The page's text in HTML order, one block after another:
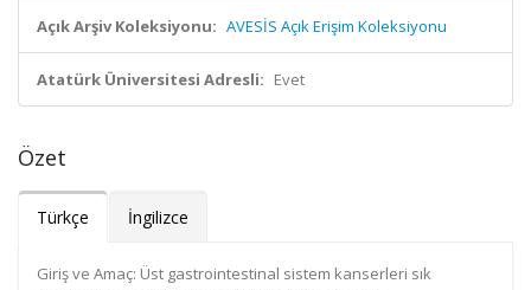
Açık Arşiv Koleksiyonu: AVESİS Açık Erişim Koleksiyonu
Atatürk Üniversitesi Adresli: Evet
Özet
Türkçe İngilizce
Giriş ve Amaç: Üst gastrointestinal sistem kanserleri sık